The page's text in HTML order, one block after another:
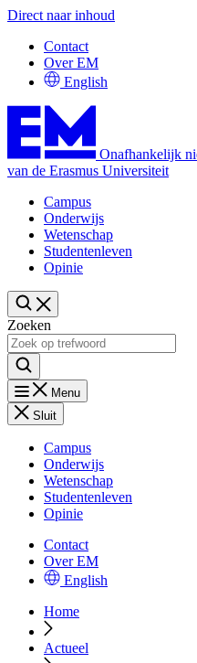
Direct naar inhoud
Contact
Over EM
English
Onafhankelijk
van de Erasmus Universiteit
Campus
Onderwijs
Wetenschap
Studentenleven
Opinie
Zoeken
Menu
Sluit
Campus
Onderwijs
Wetenschap
Studentenleven
Opinie
Contact
Over EM
English
Home
Actueel